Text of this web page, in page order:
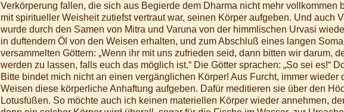
Verkörperung fallen, die sich aus Begierde dem Dharma nicht mehr vollkommen
mit spiritueller Weisheit zutiefst vertraut war, seinen Körper aufgeben. Und auch
wurde durch den Samen von Mitra und Varuna von der himmlischen Urvasi
in duftendem Öl von den Weisen erhalten, und zum Abschluß eines langen
versammelten Göttern: „Wenn ihr mit uns zufrieden seid, dann bitten wir darum,
werden zu lassen, falls euch das möglich ist.“ Die Götter sprachen: „So sei es!“
Bitte bindet mich nicht an einen vergänglichen Körper! Aus Furcht, immer
Weisen diese körperliche Anhaftung aufgeben. Dafür meditieren sie über den
Lotusfüßen. So möchte auch ich keinen materiellen Körper wieder annehmen,